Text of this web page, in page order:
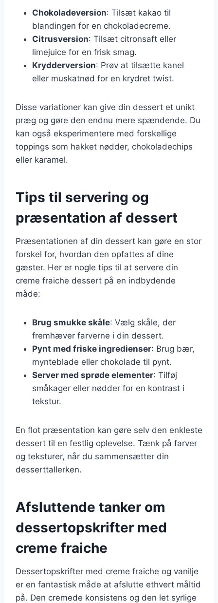
Chokoladeversion: Tilsæt kakao til
blandingen for en chokoladecreme.
Citrusversion: Tilsæt citronsaft eller
limejuice for en frisk smag.
Krydderversion: Prøv at tilsætte kanel
eller muskatnød for en krydret twist.
Disse variationer kan give din dessert et unikt
præg og gøre den endnu mere spændende. Du
kan også eksperimentere med forskellige
toppings som hakket nødder, chokoladechips
eller karamel.
Tips til servering og
præsentation af dessert
Præsentationen af din dessert kan gøre en stor
forskel for, hvordan den opfattes af dine
gæster. Her er nogle tips til at servere din
creme fraiche dessert på en indbydende
måde:
Brug smukke skåle: Vælg skåle, der
fremhæver farverne i din dessert.
Pynt med friske ingredienser: Brug bær,
mynteblade eller chokolade til pynt.
Server med sprøde elementer: Tilføj
småkager eller nødder for en kontrast i
tekstur.
En flot præsentation kan gøre selv den enkleste
dessert til en festlig oplevelse. Tænk på farver
og teksturer, når du sammensætter din
desserttallerken.
Afsluttende tanker om
dessertopskrifter med
creme fraiche
Dessertopskrifter med creme fraiche og vanilje
er en fantastisk måde at afslutte ethvert måltid
på. Den cremede konsistens og den let syrlige